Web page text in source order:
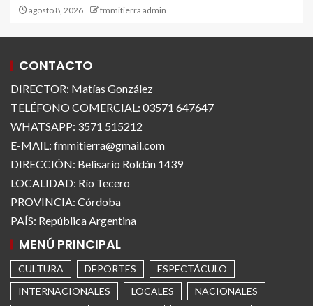
agosto 8, 2026 fmmitierra admin
CONTACTO
DIRECTOR: Matías González
TELÉFONO COMERCIAL: 03571 647647
WHATSAPP: 3571 515212
E-MAIL: fmmitierra@gmail.com
DIRECCIÓN: Belisario Roldán 1439
LOCALIDAD: Río Tecero
PROVINCIA: Córdoba
PAÍS: República Argentina
MENÚ PRINCIPAL
CULTURA DEPORTES
ESPECTÁCULO
INTERNACIONALES
LOCALES
NACIONALES